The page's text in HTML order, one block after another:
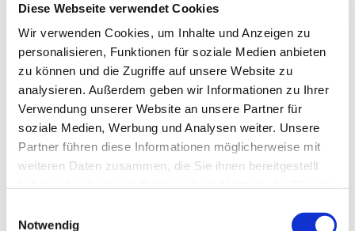
Diese Webseite verwendet Cookies
Wir verwenden Cookies, um Inhalte und Anzeigen zu
personalisieren, Funktionen für soziale Medien anbieten
zu können und die Zugriffe auf unsere Website zu
analysieren. Außerdem geben wir Informationen zu Ihrer
Verwendung unserer Website an unsere Partner für
soziale Medien, Werbung und Analysen weiter. Unsere
Partner führen diese Informationen möglicherweise mit
weiteren Daten zusammen, die Sie ihnen bereitgestellt
Notwendig
Sabin
e Bärenfänger
Daniela Kirschkowski
Jörg Krunke
Corinna Schilde Pfarrerin im
Personalplanungsraum
Daniel Schwarzmann